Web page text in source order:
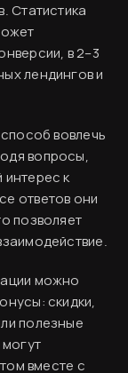
Статистика
в 2–3
лендингов и
вовлечь
вопросы,
интерес к
ответов они
позволяет
можно
скидки,
полезные
вместе с